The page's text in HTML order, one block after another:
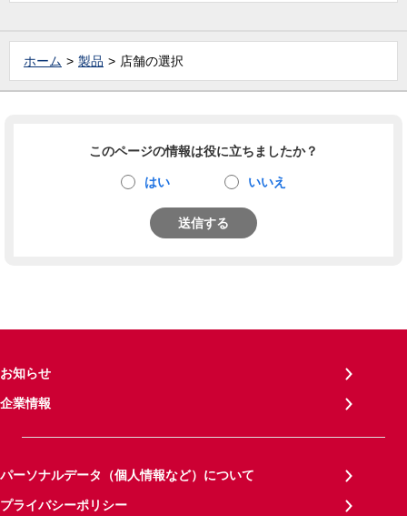
ホーム 製品 店舗の選択
このページの情報は役に立ちましたか？
はい いいえ
送信する
お知らせ
企業情報
パーソナルデータ（個人情報など）について
プライバシーポリシー